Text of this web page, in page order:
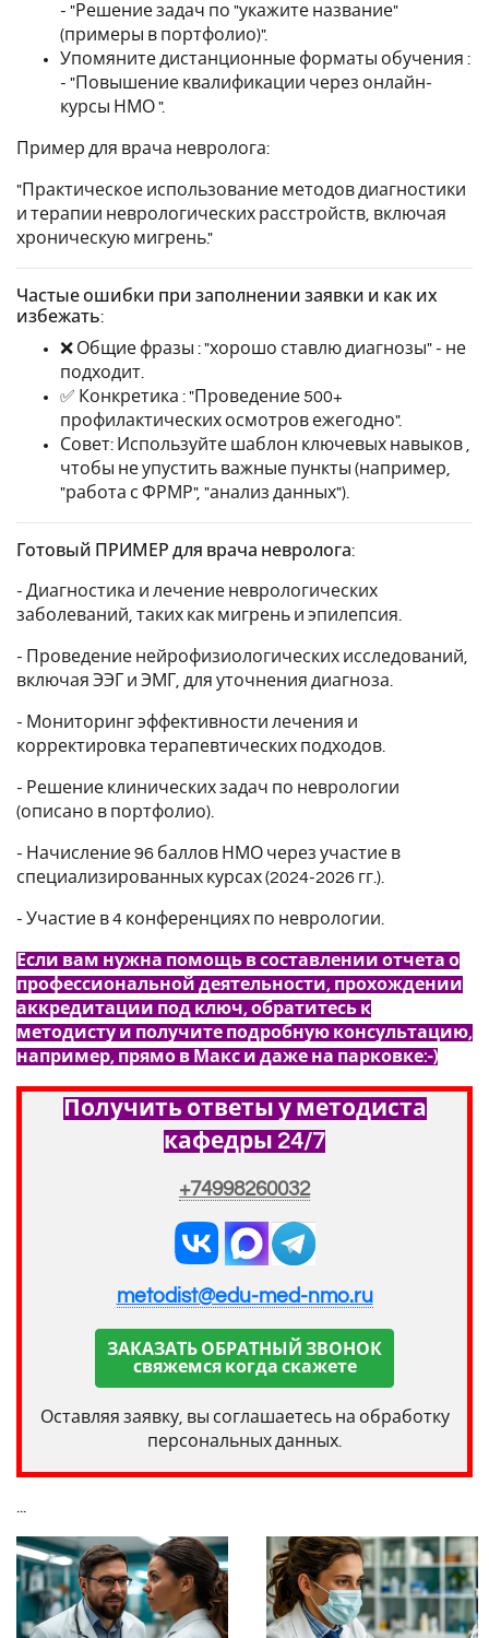
- "Решение задач по "укажите название"
(примеры в портфолио)".
Упомяните дистанционные форматы обучения :
- "Повышение квалификации через онлайн-
курсы НМО ".
Пример для врача невролога:
"Практическое использование методов диагностики
и терапии неврологических расстройств, включая
хроническую мигрень."
Частые ошибки при заполнении заявки и как их
избежать:
❌ Общие фразы : "хорошо ставлю диагнозы" - не
подходит.
✅ Конкретика : "Проведение 500+
профилактических осмотров ежегодно".
Совет: Используйте шаблон ключевых навыков ,
чтобы не упустить важные пункты (например,
"работа с ФРМР", "анализ данных").
Готовый ПРИМЕР для врача невролога:
- Диагностика и лечение неврологических
заболеваний, таких как мигрень и эпилепсия.
- Проведение нейрофизиологических исследований,
включая ЭЭГ и ЭМГ, для уточнения диагноза.
- Мониторинг эффективности лечения и
корректировка терапевтических подходов.
- Решение клинических задач по неврологии
(описано в портфолио).
- Начисление 96 баллов НМО через участие в
специализированных курсах (2024-2026 гг.).
- Участие в 4 конференциях по неврологии.
Если вам нужна помощь в составлении отчета о
профессиональной деятельности, прохождении
аккредитации под ключ, обратитесь к
методисту и получите подробную консультацию,
например, прямо в Макс и даже на парковке:-)
Получить ответы у методиста
кафедры 24/7
+74998260032
metodist@edu-med-nmo.ru
ЗАКАЗАТЬ ОБРАТНЫЙ ЗВОНОК
свяжемся когда скажете
Оставляя заявку, вы соглашаетесь на обработку
персональных данных.